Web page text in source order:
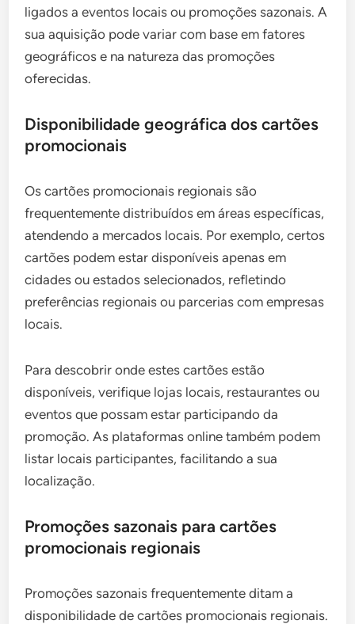
ligados a eventos locais ou promoções sazonais. A
sua aquisição pode variar com base em fatores
geográficos e na natureza das promoções
oferecidas.
Disponibilidade geográfica dos cartões
promocionais
Os cartões promocionais regionais são
frequentemente distribuídos em áreas específicas,
atendendo a mercados locais. Por exemplo, certos
cartões podem estar disponíveis apenas em
cidades ou estados selecionados, refletindo
preferências regionais ou parcerias com empresas
locais.
Para descobrir onde estes cartões estão
disponíveis, verifique lojas locais, restaurantes ou
eventos que possam estar participando da
promoção. As plataformas online também podem
listar locais participantes, facilitando a sua
localização.
Promoções sazonais para cartões
promocionais regionais
Promoções sazonais frequentemente ditam a
disponibilidade de cartões promocionais regionais.